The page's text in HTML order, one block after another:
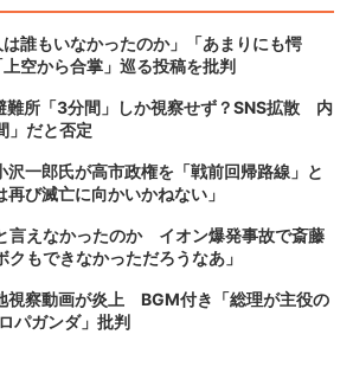
誰もいなかったのか」「あまりにも愕
空から合掌」巡る投稿を批判
難所「3分間」しか視察せず？SNS拡散 内
」だと否定
沢一郎氏が高市政権を「戦前回帰路線」と
び滅亡に向かいかねない」
言えなかったのか イオン爆発事故で斎藤
クもできなかっただろうなあ」
視察動画が炎上 BGM付き「総理が主役の
パガンダ」批判